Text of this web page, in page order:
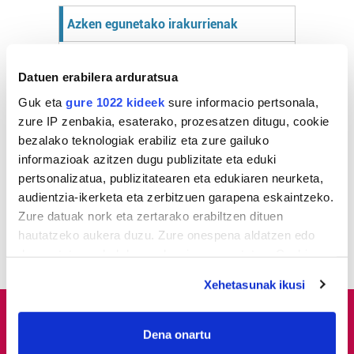
Datuen erabilera arduratsua
Guk eta gure 1022 kideek sure informacio pertsonala,
zure IP zenbakia, esaterako, prozesatzen ditugu, cookie
bezalako teknologiak erabiliz eta zure gailuko
informazioak azitzen dugu publizitate eta eduki
pertsonalizatua, publizitatearen eta edukiaren neurketa,
audientzia-ikerketa eta zerbitzuen garapena eskaintzeko.
Zure datuak nork eta zertarako erabiltzen dituen
hautatzeko aukera duzu. Zure onespena aldatzen edo
If you allow, we would also like to:
Collect information about your geographical
Xehetasunak ikusi
Dena onartu
Azken egunetako irakurrienak
1
irizpide
2
Aste Nagusiko azpiegitura
muntatzen hasi dira
Donostiako Piratak
3
Gure Bideak Altzako Ermita
aldaparen egoera aldatu
dezan eskatu dio udalari